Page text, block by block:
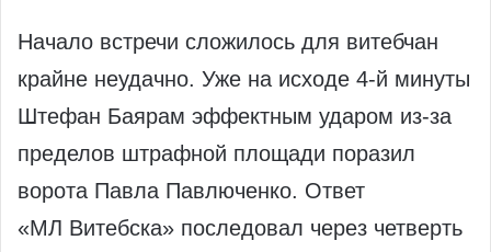
Начало встречи сложилось для витебчан
крайне неудачно. Уже на исходе 4‑й минуты
Штефан Баярам эффектным ударом из‑за
пределов штрафной площади поразил
ворота Павла Павлюченко. Ответ
«МЛ Витебска» последовал через четверть